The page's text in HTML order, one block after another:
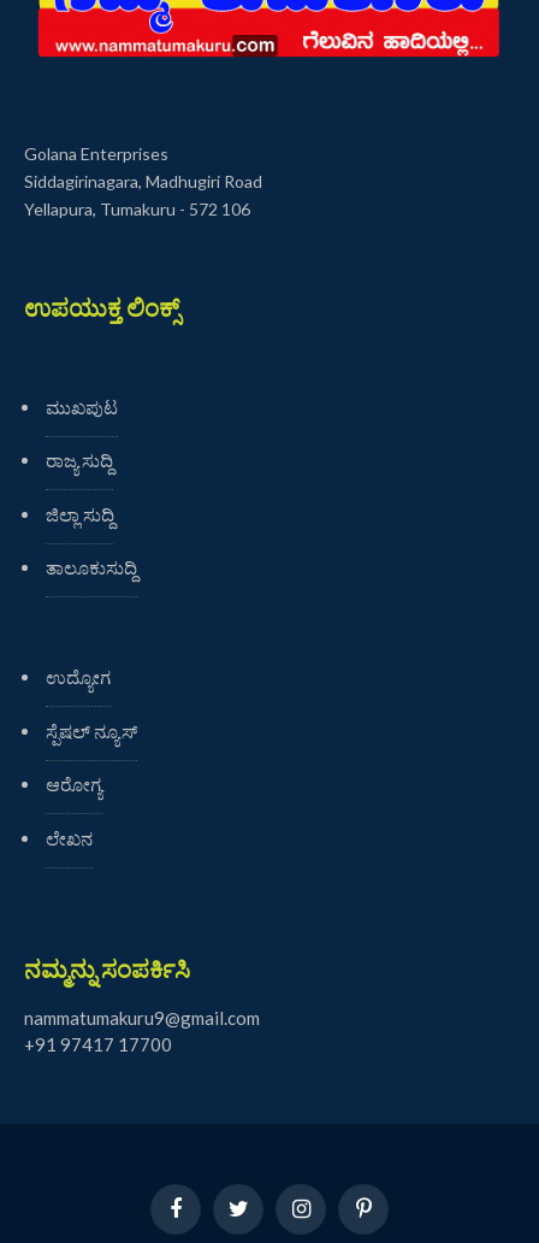
Golana Enterprises
Siddagirinagara, Madhugiri Road
Yellapura, Tumakuru - 572 106
ಉಪಯುಕ್ತ ಲಿಂಕ್ಸ್
ಮುಖಪುಟ
ರಾಜ್ಯ ಸುದ್ದಿ
ಜಿಲ್ಲಾ ಸುದ್ದಿ
ತಾಲೂಕುಸುದ್ದಿ
ಉದ್ಯೋಗ
ಸ್ಪೆಷಲ್ ನ್ಯೂಸ್
ಆರೋಗ್ಯ
ಲೇಖನ
ನಮ್ಮನ್ನು ಸಂಪರ್ಕಿಸಿ
nammatumakuru9@gmail.com
+91 97417 17700
FacebookTwitter InstagramPinterest